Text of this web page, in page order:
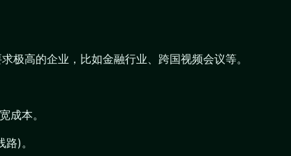
极高的企业，比如金融行业、跨国视频会议等。
成本。
)。